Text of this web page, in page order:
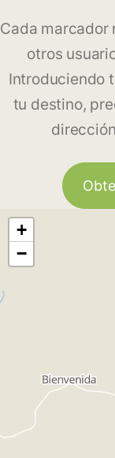
Cada marcador
otros
Introduciendo
tu destino,
+
−